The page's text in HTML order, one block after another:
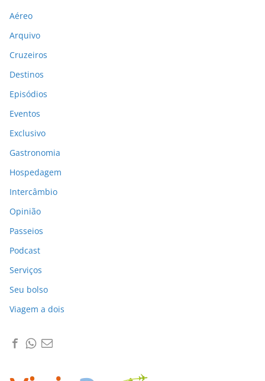
Aéreo
Arquivo
Cruzeiros
Destinos
Episódios
Eventos
Exclusivo
Gastronomia
Hospedagem
Intercâmbio
Opinião
Passeios
Podcast
Serviços
Seu bolso
Viagem a dois